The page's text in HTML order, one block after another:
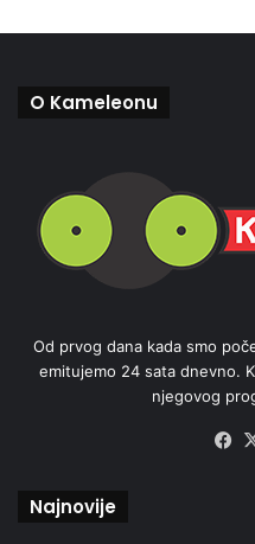
O Kameleonu
Od prvog dana kada smo
emitujemo 24 sata dnevno.
njegovog
Najnovije